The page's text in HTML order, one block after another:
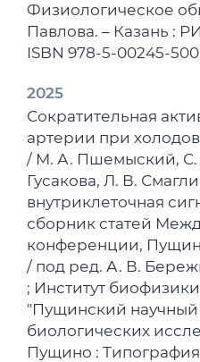
Физиологическое
Павлова. – Казань :
ISBN 978-5-00245-
2025
Сократительная
артерии при
/ М. А. Пшемыский, С.
Гусакова, Л. В.
внутриклеточная
сборник статей
конференции,
/ под ред. А. В.
; Институт
"Пущинский научный
биологических
Пущино :